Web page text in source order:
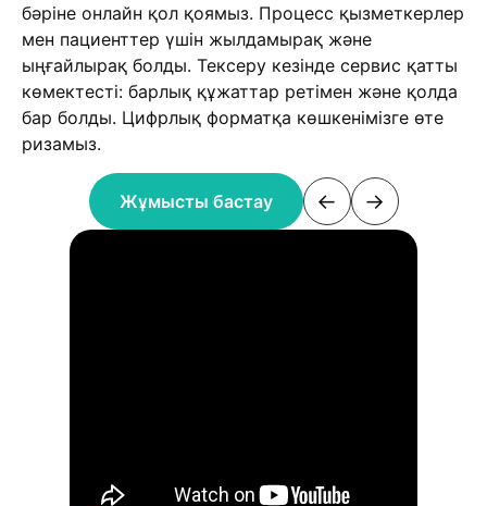
бәріне онлайн қол қоямыз. Процесс қызметкерлер
мен пациенттер үшін жылдамырақ және
ыңғайлырақ болды. Тексеру кезінде сервис қатты
көмектесті: барлық құжаттар ретімен және қолда
бар болды. Цифрлық форматқа көшкенімізге өте
ризамыз.
Жұмысты бастау ← →